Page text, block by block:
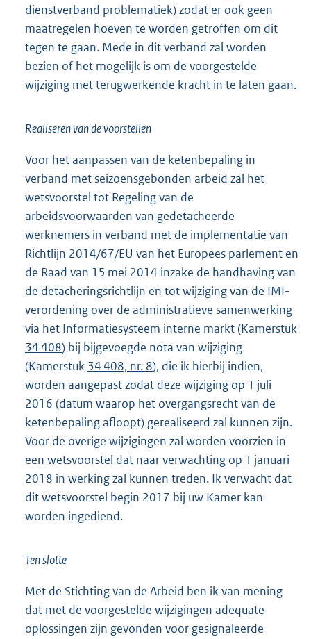
dienstverband problematiek) zodat er ook geen
maatregelen hoeven te worden getroffen om dit
tegen te gaan. Mede in dit verband zal worden
bezien of het mogelijk is om de voorgestelde
wijziging met terugwerkende kracht in te laten gaan.
Realiseren van de voorstellen
Voor het aanpassen van de ketenbepaling in
verband met seizoensgebonden arbeid zal het
wetsvoorstel tot Regeling van de
arbeidsvoorwaarden van gedetacheerde
werknemers in verband met de implementatie van
Richtlijn 2014/67/EU van het Europees parlement en
de Raad van 15 mei 2014 inzake de handhaving van
de detacheringsrichtlijn en tot wijziging van de IMI-
verordening over de administratieve samenwerking
via het Informatiesysteem interne markt (Kamerstuk
34 408) bij bijgevoegde nota van wijziging
(Kamerstuk 34 408, nr. 8), die ik hierbij indien,
worden aangepast zodat deze wijziging op 1 juli
2016 (datum waarop het overgangsrecht van de
ketenbepaling afloopt) gerealiseerd zal kunnen zijn.
Voor de overige wijzigingen zal worden voorzien in
een wetsvoorstel dat naar verwachting op 1 januari
2018 in werking zal kunnen treden. Ik verwacht dat
dit wetsvoorstel begin 2017 bij uw Kamer kan
worden ingediend.
Ten slotte
Met de Stichting van de Arbeid ben ik van mening
dat met de voorgestelde wijzigingen adequate
oplossingen zijn gevonden voor gesignaleerde